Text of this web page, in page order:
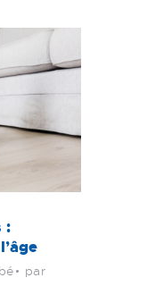
:
par